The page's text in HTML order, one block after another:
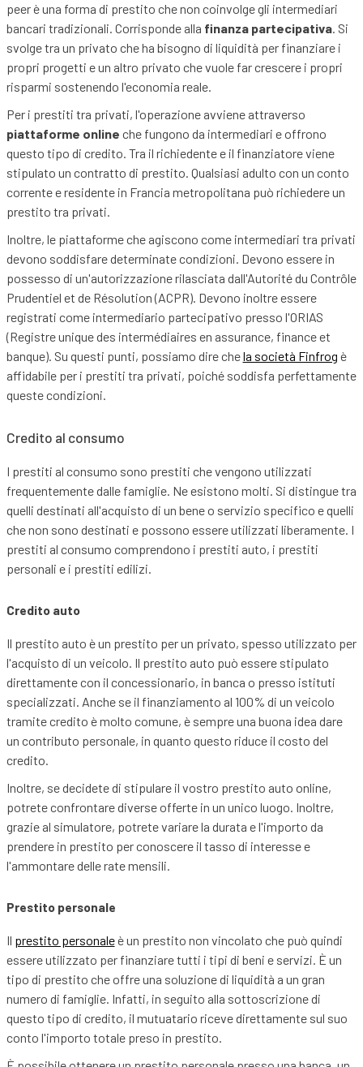
peer è una forma di prestito che non coinvolge gli intermediari
bancari tradizionali. Corrisponde alla finanza partecipativa. Si
svolge tra un privato che ha bisogno di liquidità per finanziare i
propri progetti e un altro privato che vuole far crescere i propri
risparmi sostenendo l'economia reale.
Per i prestiti tra privati, l'operazione avviene attraverso
piattaforme online che fungono da intermediari e offrono
questo tipo di credito. Tra il richiedente e il finanziatore viene
stipulato un contratto di prestito. Qualsiasi adulto con un conto
corrente e residente in Francia metropolitana può richiedere un
prestito tra privati.
Inoltre, le piattaforme che agiscono come intermediari tra privati
devono soddisfare determinate condizioni. Devono essere in
possesso di un'autorizzazione rilasciata dall'Autorité du Contrôle
Prudentiel et de Résolution (ACPR). Devono inoltre essere
registrati come intermediario partecipativo presso l'ORIAS
(Registre unique des intermédiaires en assurance, finance et
banque). Su questi punti, possiamo dire chela società Finfrog è
affidabile per i prestiti tra privati, poiché soddisfa perfettamente
queste condizioni.
Credito al consumo
I prestiti al consumo sono prestiti che vengono utilizzati
frequentemente dalle famiglie. Ne esistono molti. Si distingue tra
quelli destinati all'acquisto di un bene o servizio specifico e quelli
che non sono destinati e possono essere utilizzati liberamente. I
prestiti al consumo comprendono i prestiti auto, i prestiti
personali e i prestiti edilizi.
Credito auto
Il prestito auto è un prestito per un privato, spesso utilizzato per
l'acquisto di un veicolo. Il prestito auto può essere stipulato
direttamente con il concessionario, in banca o presso istituti
specializzati. Anche se il finanziamento al 100% di un veicolo
tramite credito è molto comune, è sempre una buona idea dare
un contributo personale, in quanto questo riduce il costo del
credito.
Inoltre, se decidete di stipulare il vostro prestito auto online,
potrete confrontare diverse offerte in un unico luogo. Inoltre,
grazie al simulatore, potrete variare la durata e l'importo da
prendere in prestito per conoscere il tasso di interesse e
l'ammontare delle rate mensili.
Prestito personale
Il prestito personaleè un prestito non vincolato che può quindi
essere utilizzato per finanziare tutti i tipi di beni e servizi. È un
tipo di prestito che offre una soluzione di liquidità a un gran
numero di famiglie. Infatti, in seguito alla sottoscrizione di
questo tipo di credito, il mutuatario riceve direttamente sul suo
conto l'importo totale preso in prestito.